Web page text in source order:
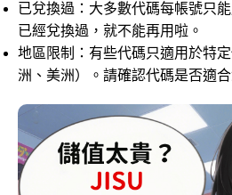
已兌換過：大多數代碼每帳號只
已經兌換過，就不能再用啦。
地區限制：有些代碼只適用於特
洲、美洲）。請確認代碼是否適